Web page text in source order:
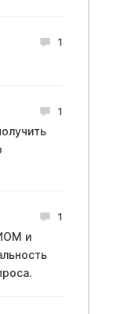
1
1
1
и